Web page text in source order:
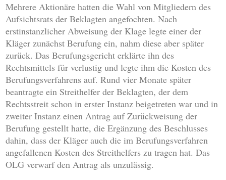
Mehrere Aktionäre hatten die Wahl von Mitgliedern des
Aufsichtsrats der Beklagten angefochten. Nach
erstinstanzlicher Abweisung der Klage legte einer der
Kläger zunächst Berufung ein, nahm diese aber später
zurück. Das Berufungsgericht erklärte ihn des
Rechtsmittels für verlustig und legte ihm die Kosten des
Berufungsverfahrens auf. Rund vier Monate später
beantragte ein Streithelfer der Beklagten, der dem
Rechtsstreit schon in erster Instanz beigetreten war und in
zweiter Instanz einen Antrag auf Zurückweisung der
Berufung gestellt hatte, die Ergänzung des Beschlusses
dahin, dass der Kläger auch die im Berufungsverfahren
angefallenen Kosten des Streithelfers zu tragen hat. Das
OLG verwarf den Antrag als unzulässig.